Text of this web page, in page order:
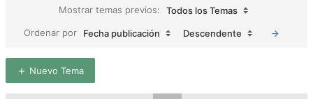
Mostrar temas previos:
Todos los Temas
Ordenar por
Fecha publicación Descendente
Nuevo Tema